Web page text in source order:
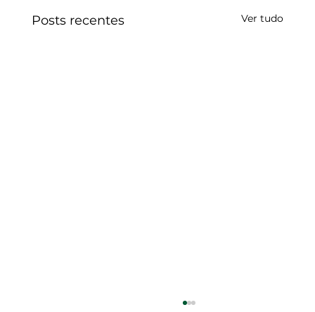
Posts recentes Ver tudo